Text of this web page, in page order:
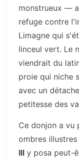
monstrueux —
refuge contre
Limagne qui
linceul vert. Le
viendrait du
proie qui niche
avec un
petitesse des
Ce donjon a vu
ombres
III y posa peut-